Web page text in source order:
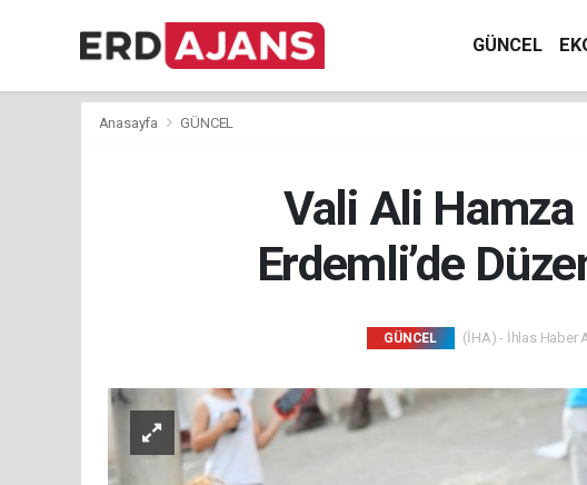
GÜNCEL
Anasayfa GÜNCEL
Vali Ali Hamza
Erdemli’de
GÜNCEL (İHA) - İhlas Haber